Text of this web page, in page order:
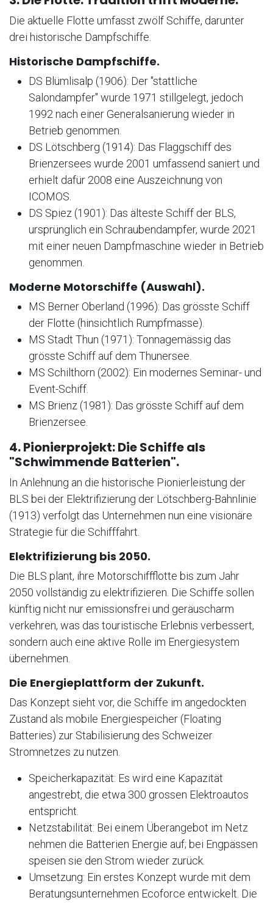
Die aktuelle Flotte umfasst zwölf Schiffe, darunter
drei historische Dampfschiffe.
Historische Dampfschiffe.
DS Blümlisalp (1906): Der "stattliche
Salondampfer" wurde 1971 stillgelegt, jedoch
1992 nach einer Generalsanierung wieder in
Betrieb genommen.
DS Lötschberg (1914): Das Flaggschiff des
Brienzersees wurde 2001 umfassend saniert und
erhielt dafür 2008 eine Auszeichnung von
ICOMOS.
DS Spiez (1901): Das älteste Schiff der BLS,
ursprünglich ein Schraubendampfer, wurde 2021
mit einer neuen Dampfmaschine wieder in Betrieb
genommen.
Moderne Motorschiffe (Auswahl).
MS Berner Oberland (1996): Das grösste Schiff
der Flotte (hinsichtlich Rumpfmasse).
MS Stadt Thun (1971): Tonnagemässig das
grösste Schiff auf dem Thunersee.
MS Schilthorn (2002): Ein modernes Seminar- und
Event-Schiff.
MS Brienz (1981): Das grösste Schiff auf dem
Brienzersee.
4. Pionierprojekt: Die Schiffe als
"Schwimmende Batterien".
In Anlehnung an die historische Pionierleistung der
BLS bei der Elektrifizierung der Lötschberg-Bahnlinie
(1913) verfolgt das Unternehmen nun eine visionäre
Strategie für die Schifffahrt.
Elektrifizierung bis 2050.
Die BLS plant, ihre Motorschiffflotte bis zum Jahr
2050 vollständig zu elektrifizieren. Die Schiffe sollen
künftig nicht nur emissionsfrei und geräuscharm
verkehren, was das touristische Erlebnis verbessert,
sondern auch eine aktive Rolle im Energiesystem
übernehmen.
Die Energieplattform der Zukunft.
Das Konzept sieht vor, die Schiffe im angedockten
Zustand als mobile Energiespeicher (Floating
Batteries) zur Stabilisierung des Schweizer
Stromnetzes zu nutzen.
Speicherkapazität: Es wird eine Kapazität
angestrebt, die etwa 300 grossen Elektroautos
entspricht.
Netzstabilität: Bei einem Überangebot im Netz
nehmen die Batterien Energie auf; bei Engpässen
speisen sie den Strom wieder zurück.
Umsetzung: Ein erstes Konzept wurde mit dem
Beratungsunternehmen Ecoforce entwickelt. Die